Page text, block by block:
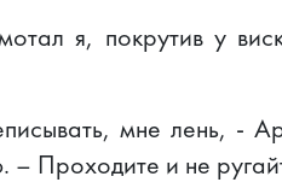
я, покрутив у
мне лень, -
Проходите и не